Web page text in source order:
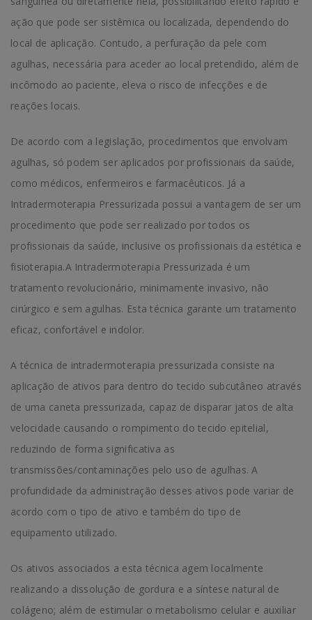
ação que pode ser sistêmica ou localizada, dependendo do
local de aplicação. Contudo, a perfuração da pele com
agulhas, necessária para aceder ao local pretendido, além de
incômodo ao paciente, eleva o risco de infecções e de
reações locais.
De acordo com a legislação, procedimentos que envolvam
agulhas, só podem ser aplicados por profissionais da saúde,
como médicos, enfermeiros e farmacêuticos. Já a
Intradermoterapia Pressurizada possui a vantagem de ser um
procedimento que pode ser realizado por todos os
profissionais da saúde, inclusive os profissionais da estética e
fisioterapia.A Intradermoterapia Pressurizada é um
tratamento revolucionário, minimamente invasivo, não
cirúrgico e sem agulhas. Esta técnica garante um tratamento
eficaz, confortável e indolor.
A técnica de intradermoterapia pressurizada consiste na
aplicação de ativos para dentro do tecido subcutâneo através
de uma caneta pressurizada, capaz de disparar jatos de alta
velocidade causando o rompimento do tecido epitelial,
reduzindo de forma significativa as
transmissões/contaminações pelo uso de agulhas. A
profundidade da administração desses ativos pode variar de
acordo com o tipo de ativo e também do tipo de
equipamento utilizado.
Os ativos associados a esta técnica agem localmente
realizando a dissolução de gordura e a síntese natural de
colágeno; além de estimular o metabolismo celular e auxiliar